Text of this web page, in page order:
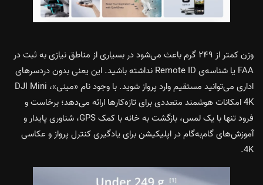
وزن کمتر از ۲۴۹ گرم باعث می‌شود در بسیاری از مناطق نیازی به ثبت در
FAA یا شناسه‌ی Remote ID نداشته باشید. این یعنی بدون دردسرهای
اداری می‌توانید مستقیم وارد پرواز شوید. با وجود نام «مینی»، DJI Mini
4K امکانات هوشمند متعددی برای تازه‌کارها ارائه می‌دهد؛ برخاست و
فرود تنها با یک لمس، بازگشت به خانه با کمک GPS، شناوری پایدار و
آموزش‌های گام‌به‌گام در اپلیکیشن برای یادگیری کنترل پرواز و عکاسی
4K.